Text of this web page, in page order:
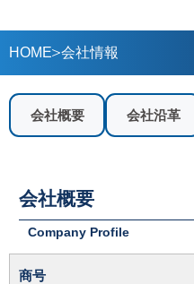
HOME 会社情報
会社概要 会社沿革
会社概要
Company Profile
商号